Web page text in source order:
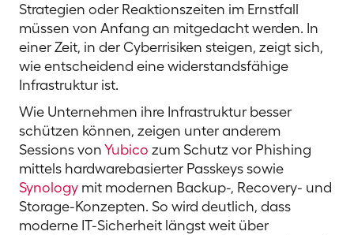
Strategien oder Reaktionszeiten im Ernstfall
müssen von Anfang an mitgedacht werden. In
einer Zeit, in der Cyberrisiken steigen, zeigt sich,
wie entscheidend eine widerstandsfähige
Infrastruktur ist.
Wie Unternehmen ihre Infrastruktur besser
schützen können, zeigen unter anderem
Sessions vonYubico zum Schutz vor Phishing
mittels hardwarebasierter Passkeys sowie
Synology mit modernen Backup-, Recovery- und
Storage-Konzepten. So wird deutlich, dass
moderne IT-Sicherheit längst weit über